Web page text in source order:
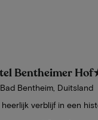
Bentheimer Hof
Bad Bentheim, Duitsland
heerlijk verblijf in een